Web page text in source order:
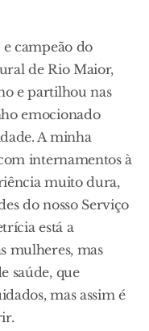
campeão do
de Rio Maior,
e partilhou nas
emocionado
A minha
internamentos à
muito dura,
do nosso Serviço
está a
mulheres, mas
saúde, que
mas assim é